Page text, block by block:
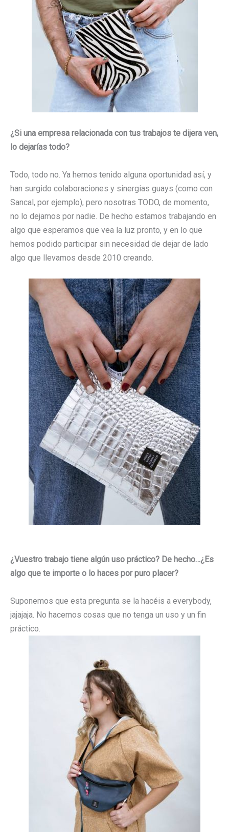
¿Si una empresa relacionada con tus trabajos te dijera ven,
lo dejarías todo?
Todo, todo no. Ya hemos tenido alguna oportunidad así, y
han surgido colaboraciones y sinergias guays (como con
Sancal, por ejemplo), pero nosotras TODO, de momento,
no lo dejamos por nadie. De hecho estamos trabajando en
algo que esperamos que vea la luz pronto, y en lo que
hemos podido participar sin necesidad de dejar de lado
algo que llevamos desde 2010 creando.
¿Vuestro trabajo tiene algún uso práctico? De hecho…¿Es
algo que te importe o lo haces por puro placer?
Suponemos que esta pregunta se la hacéis a everybody,
jajajaja. No hacemos cosas que no tenga un uso y un fin
práctico.